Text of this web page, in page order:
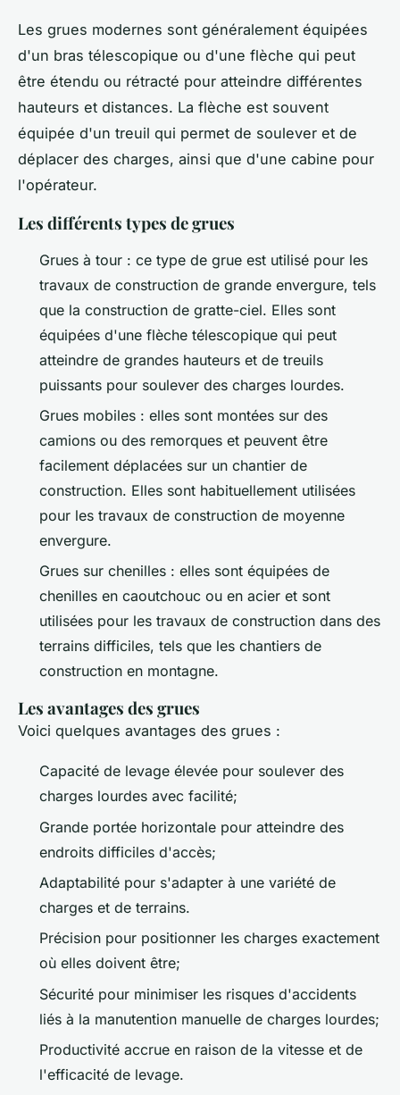
Les grues modernes sont généralement équipées
d'un bras télescopique ou d'une flèche qui peut
être étendu ou rétracté pour atteindre différentes
hauteurs et distances. La flèche est souvent
équipée d'un treuil qui permet de soulever et de
déplacer des charges, ainsi que d'une cabine pour
l'opérateur.
Les différents types de grues
Grues à tour : ce type de grue est utilisé pour les
travaux de construction de grande envergure, tels
que la construction de gratte-ciel. Elles sont
équipées d'une flèche télescopique qui peut
atteindre de grandes hauteurs et de treuils
puissants pour soulever des charges lourdes.
Grues mobiles : elles sont montées sur des
camions ou des remorques et peuvent être
facilement déplacées sur un chantier de
construction. Elles sont habituellement utilisées
pour les travaux de construction de moyenne
envergure.
Grues sur chenilles : elles sont équipées de
chenilles en caoutchouc ou en acier et sont
utilisées pour les travaux de construction dans des
terrains difficiles, tels que les chantiers de
construction en montagne.
Les avantages des grues
Voici quelques avantages des grues :
Capacité de levage élevée pour soulever des
charges lourdes avec facilité;
Grande portée horizontale pour atteindre des
endroits difficiles d'accès;
Adaptabilité pour s'adapter à une variété de
charges et de terrains.
Précision pour positionner les charges exactement
où elles doivent être;
Sécurité pour minimiser les risques d'accidents
liés à la manutention manuelle de charges lourdes;
Productivité accrue en raison de la vitesse et de
l'efficacité de levage.